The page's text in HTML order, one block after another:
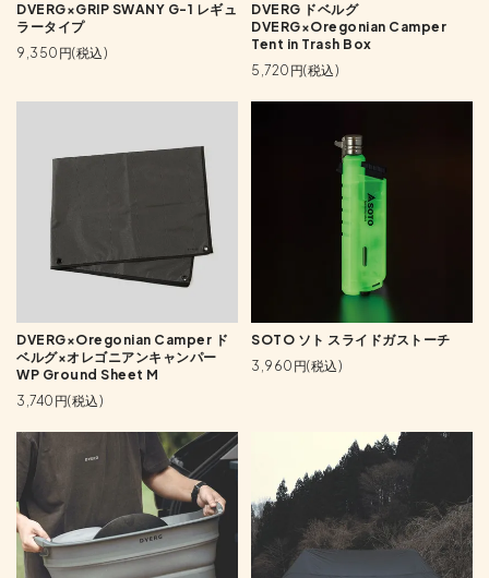
DVERG×GRIP SWANY G-1 レギュ
ラータイプ
9,350円(税込)
DVERG ドベルグ
DVERG×Oregonian Camper
Tent in Trash Box
5,720円(税込)
DVERG×Oregonian Camper ド
ベルグ×オレゴニアンキャンパー
WP Ground Sheet M
3,740円(税込)
SOTO ソト スライドガストーチ
3,960円(税込)